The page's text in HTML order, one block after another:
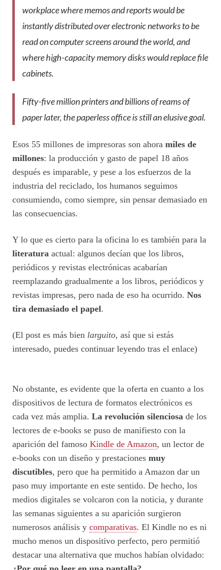
workplace where memos and reports would be
instantly distributed over electronic networks to be
read on computer screens around the world, and
where high-capacity memory disks would replace file
cabinets.
Fifty-five million printers and billions of reams of
paper later, the paperless office is still an elusive goal.
Esos 55 millones de impresoras son ahora miles de
millones: la producción y gasto de papel 18 años
después es imparable, y pese a los esfuerzos de la
industria del reciclado, los humanos seguimos
consumiendo, como siempre, sin pensar demasiado en
las consecuencias.
Y lo que es cierto para la oficina lo es también para la
literatura actual: algunos decían que los libros,
periódicos y revistas electrónicas acabarían
reemplazando gradualmente a los libros, periódicos y
revistas impresas, pero nada de eso ha ocurrido. Nos
tira demasiado el papel.
(El post es más bien larguito, así que si estás
interesado, puedes continuar leyendo tras el enlace)
No obstante, es evidente que la oferta en cuanto a los
dispositivos de lectura de formatos electrónicos es
cada vez más amplia. La revolución silenciosa de los
lectores de e-books se puso de manifiesto con la
aparición del famoso Kindle de Amazon, un lector de
e-books con un diseño y prestaciones muy
discutibles, pero que ha permitido a Amazon dar un
paso muy importante en este sentido. De hecho, los
medios digitales se volcaron con la noticia, y durante
las semanas siguientes a su aparición surgieron
numerosos análisis y comparativas. El Kindle no es ni
mucho menos un dispositivo perfecto, pero permitió
destacar una alternativa que muchos habían olvidado: